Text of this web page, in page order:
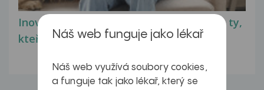
Inovativní léčba myastenie – naděje pro ty,
kteří ji...Náš web funguje jako lékař
Náš web využívá soubory cookies,
a funguje tak jako lékař, který se